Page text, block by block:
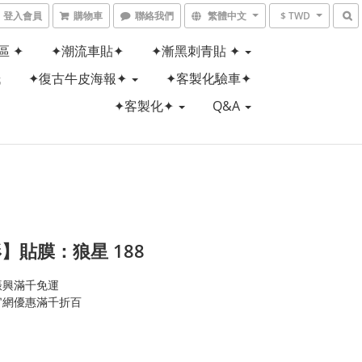
登入會員 購物車 聯絡我們 繁體中文 $ TWD
✦ ✦潮流車貼✦
✦漸黑刺青貼 ✦
✦復古牛皮海報✦
✦客製化驗車✦
✦客製化✦
Q&A
貼膜：狼星 188
滿千免運
優惠滿千折百